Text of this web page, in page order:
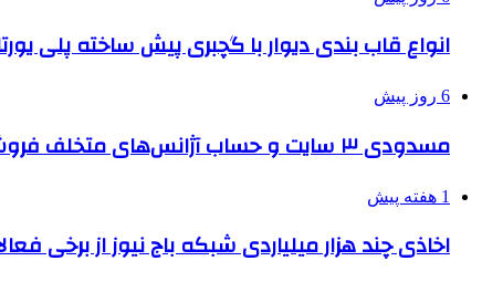
انواع قاب بندی دیوار با گچبری پیش ساخته پلی
6 روز پیش
مسدودی ۳ سایت و حساب آژانس‌های متخلف فروش بلیت اربعین
1 هفته پیش
اخاذی چند هزار میلیاردی شبکه باج نیوز از برخی